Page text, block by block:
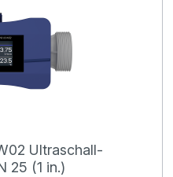
Ultraschall-
25 (1 in.)